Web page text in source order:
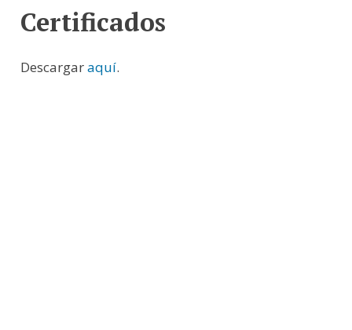
Certificados
Descargaraquí.